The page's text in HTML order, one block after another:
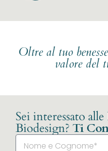
Oltre al tuo
valore del
Sei interessato
Biodesign? Ti